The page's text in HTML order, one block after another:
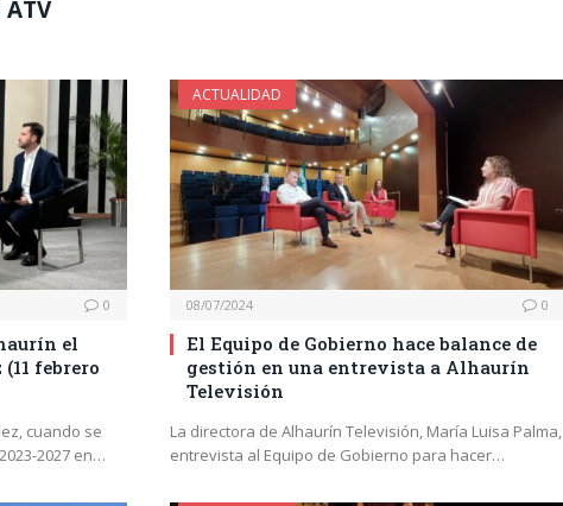
ATV
0
el
febrero
cuando se
2027 en…
ACTUALIDAD
08/07/2024 0
El Equipo de Gobierno hace balance de
gestión en una entrevista a Alhaurín
Televisión
La directora de Alhaurín Televisión, María Luisa Palma,
entrevista al Equipo de Gobierno para hacer…